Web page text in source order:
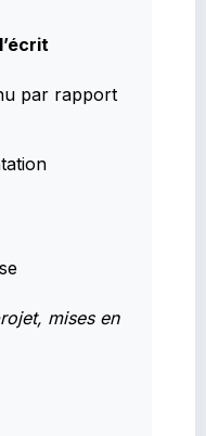
par rapport
mises en